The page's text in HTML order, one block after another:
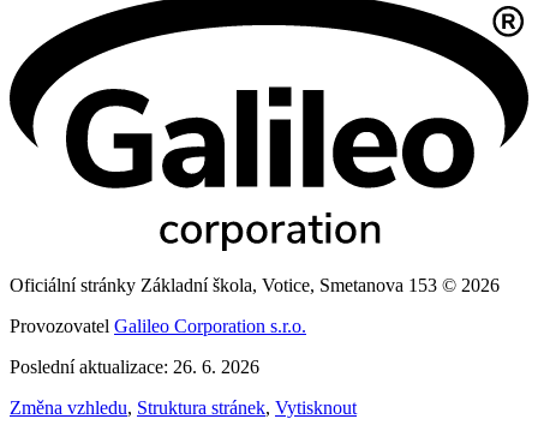
Oficiální stránky Základní škola, Votice, Smetanova 153 © 2026
Provozovatel Galileo Corporation s.r.o.
Poslední aktualizace: 26. 6. 2026
Změna vzhledu, Struktura stránek, Vytisknout